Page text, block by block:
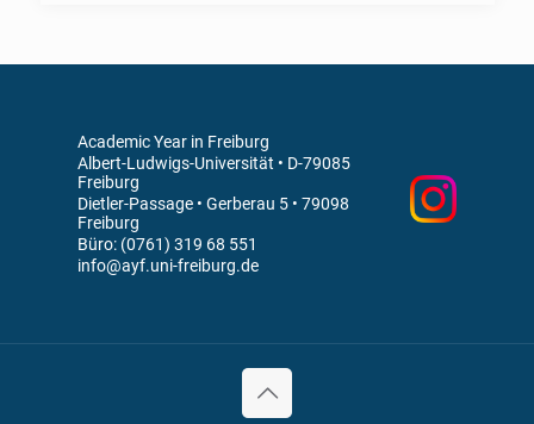
Academic Year in Freiburg
Albert-Ludwigs-Universität • D-79085
Freiburg
Dietler-Passage • Gerberau 5 • 79098
Freiburg
Büro: (0761) 319 68 551
info@ayf.uni-freiburg.de